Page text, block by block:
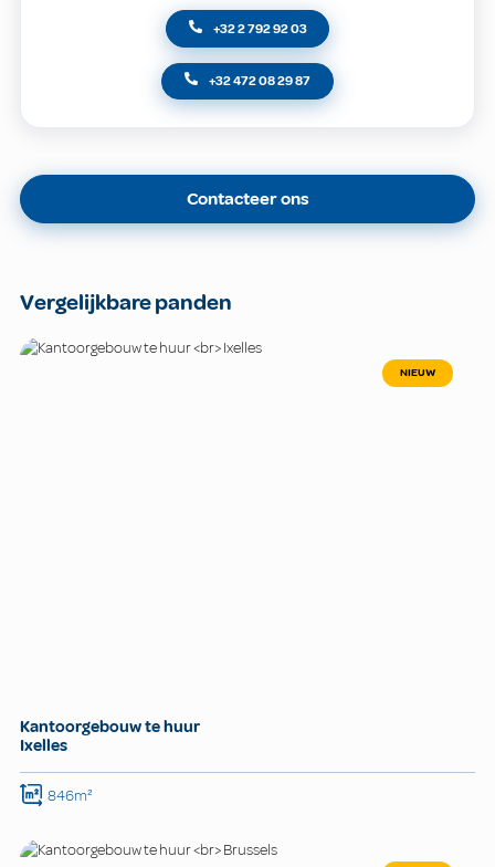
+32 2 792 92 03
+32 472 08 29 87
Contacteer ons
Vergelijkbare panden
NIEUW
Kantoorgebouw te huur
Ixelles
846m²